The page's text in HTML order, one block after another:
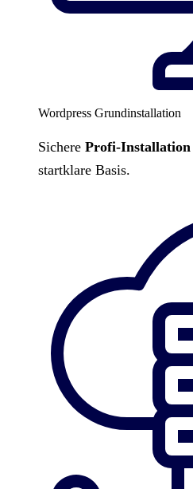
Wordpress Grundinstallation
Sichere Profi-Installation
startklare Basis.